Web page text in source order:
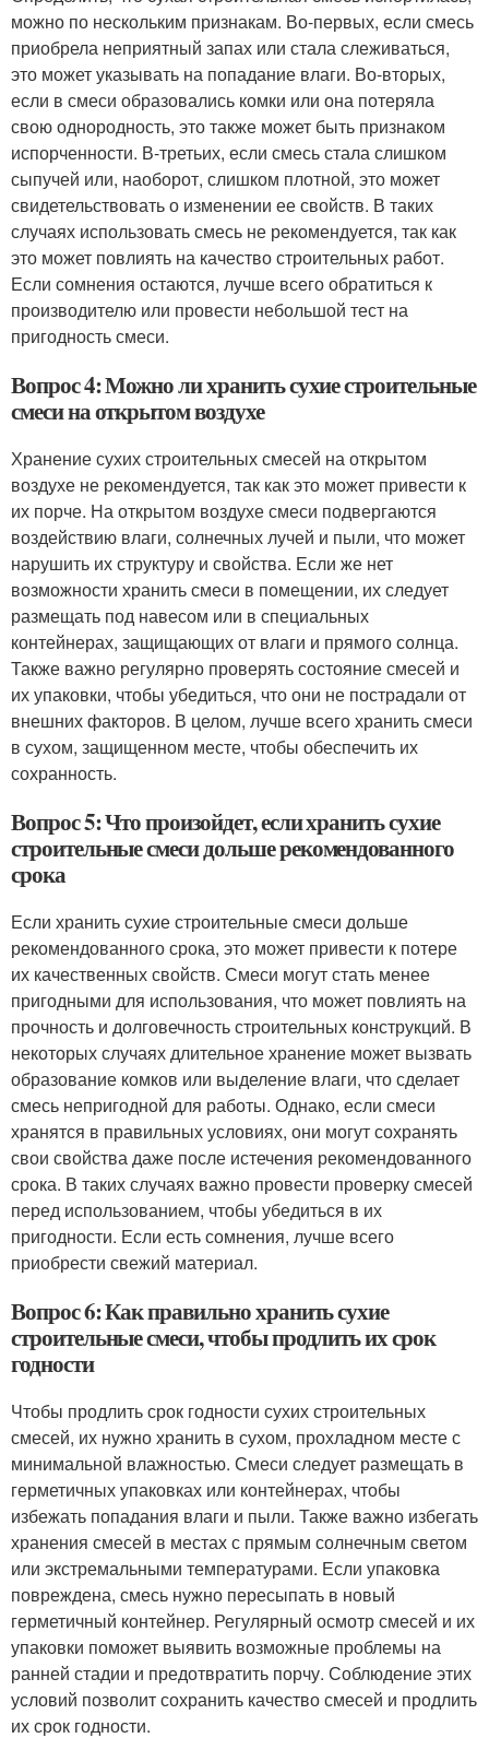
можно по нескольким признакам. Во-первых, если смесь
приобрела неприятный запах или стала слеживаться,
это может указывать на попадание влаги. Во-вторых,
если в смеси образовались комки или она потеряла
свою однородность, это также может быть признаком
испорченности. В-третьих, если смесь стала слишком
сыпучей или, наоборот, слишком плотной, это может
свидетельствовать о изменении ее свойств. В таких
случаях использовать смесь не рекомендуется, так как
это может повлиять на качество строительных работ.
Если сомнения остаются, лучше всего обратиться к
производителю или провести небольшой тест на
пригодность смеси.
Вопрос 4: Можно ли хранить сухие строительные
смеси на открытом воздухе
Хранение сухих строительных смесей на открытом
воздухе не рекомендуется, так как это может привести к
их порче. На открытом воздухе смеси подвергаются
воздействию влаги, солнечных лучей и пыли, что может
нарушить их структуру и свойства. Если же нет
возможности хранить смеси в помещении, их следует
размещать под навесом или в специальных
контейнерах, защищающих от влаги и прямого солнца.
Также важно регулярно проверять состояние смесей и
их упаковки, чтобы убедиться, что они не пострадали от
внешних факторов. В целом, лучше всего хранить смеси
в сухом, защищенном месте, чтобы обеспечить их
сохранность.
Вопрос 5: Что произойдет, если хранить сухие
строительные смеси дольше рекомендованного
срока
Если хранить сухие строительные смеси дольше
рекомендованного срока, это может привести к потере
их качественных свойств. Смеси могут стать менее
пригодными для использования, что может повлиять на
прочность и долговечность строительных конструкций. В
некоторых случаях длительное хранение может вызвать
образование комков или выделение влаги, что сделает
смесь непригодной для работы. Однако, если смеси
хранятся в правильных условиях, они могут сохранять
свои свойства даже после истечения рекомендованного
срока. В таких случаях важно провести проверку смесей
перед использованием, чтобы убедиться в их
пригодности. Если есть сомнения, лучше всего
приобрести свежий материал.
Вопрос 6: Как правильно хранить сухие
строительные смеси, чтобы продлить их срок
годности
Чтобы продлить срок годности сухих строительных
смесей, их нужно хранить в сухом, прохладном месте с
минимальной влажностью. Смеси следует размещать в
герметичных упаковках или контейнерах, чтобы
избежать попадания влаги и пыли. Также важно избегать
хранения смесей в местах с прямым солнечным светом
или экстремальными температурами. Если упаковка
повреждена, смесь нужно пересыпать в новый
герметичный контейнер. Регулярный осмотр смесей и их
упаковки поможет выявить возможные проблемы на
ранней стадии и предотвратить порчу. Соблюдение этих
условий позволит сохранить качество смесей и продлить
их срок годности.